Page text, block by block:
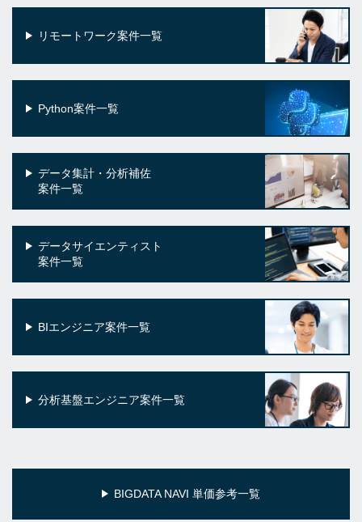
リモートワーク案件一覧
Python案件一覧
データ集計・分析補佐
案件一覧
データサイエンティスト
案件一覧
BIエンジニア案件一覧
分析基盤エンジニア案件一覧
BIGDATA NAVI 単価参考一覧